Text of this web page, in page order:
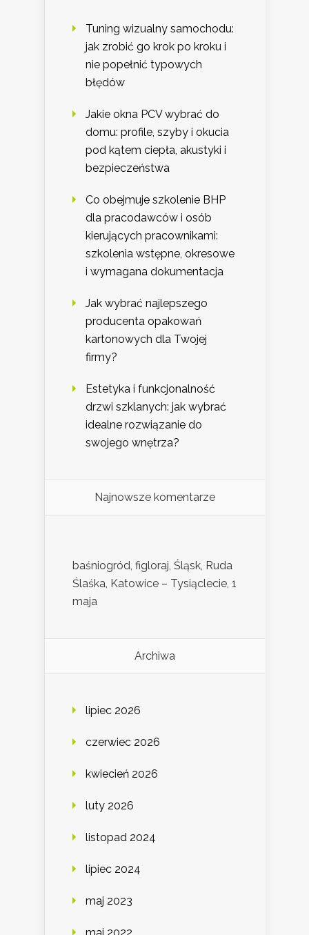
Tuning wizualny samochodu:
jak zrobić go krok po kroku i
nie popełnić typowych
błędów
Jakie okna PCV wybrać do
domu: profile, szyby i okucia
pod kątem ciepła, akustyki i
bezpieczeństwa
Co obejmuje szkolenie BHP
dla pracodawców i osób
kierujących pracownikami:
szkolenia wstępne, okresowe
i wymagana dokumentacja
Jak wybrać najlepszego
producenta opakowań
kartonowych dla Twojej
firmy?
Estetyka i funkcjonalność
drzwi szklanych: jak wybrać
idealne rozwiązanie do
swojego wnętrza?
Najnowsze komentarze
baśniogród, figloraj, Śląsk, Ruda
Ślaśka, Katowice – Tysiąclecie, 1
maja
Archiwa
lipiec 2026
czerwiec 2026
kwiecień 2026
luty 2026
listopad 2024
lipiec 2024
maj 2023